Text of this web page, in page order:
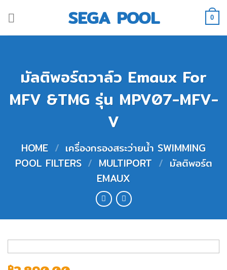
to
SEGA POOL 0
มัลติพอร์ตวาล์ว Emaux For
MFV &TMG รุ่น MPV07-MFV-
V
HOME / เครื่องกรองสระว่ายน้ำ SWIMMING
POOL FILTERS / MULTIPORT / มัลติพอร์ต
EMAUX